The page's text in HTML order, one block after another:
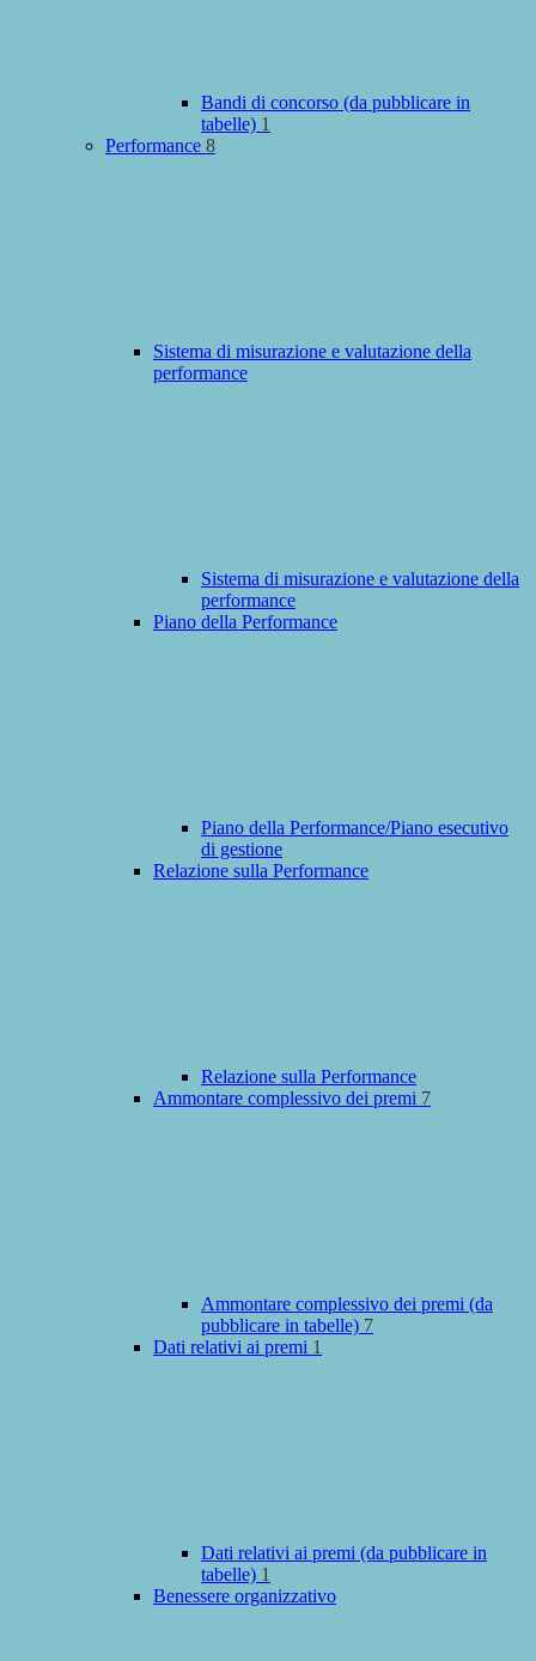
Bandi di concorso (da pubblicare in
tabelle) 1
Performance 8
Sistema di misurazione e valutazione della
performance
Sistema di misurazione e valutazione della
performance
Piano della Performance
Piano della Performance/Piano esecutivo
di gestione
Relazione sulla Performance
Relazione sulla Performance
Ammontare complessivo dei premi 7
Ammontare complessivo dei premi (da
pubblicare in tabelle) 7
Dati relativi ai premi 1
Dati relativi ai premi (da pubblicare in
tabelle) 1
Benessere organizzativo